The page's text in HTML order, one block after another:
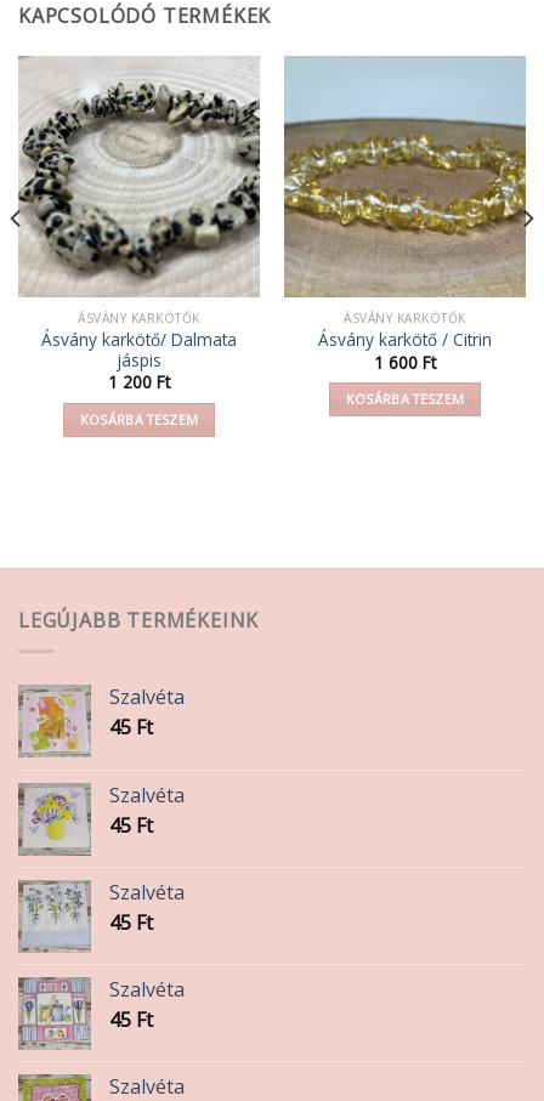
KAPCSOLÓDÓ TERMÉKEK
ÁSVÁNY KARKÖTŐK
Ásvány karkötő/ Dalmata
jáspis
1 200 Ft
KOSÁRBA TESZEM
ÁSVÁNY KARKÖTŐK
Ásvány karkötő / Citrin
1 600 Ft
KOSÁRBA TESZEM
LEGÚJABB TERMÉKEINK
Szalvéta
45 Ft
Szalvéta
45 Ft
Szalvéta
45 Ft
Szalvéta
45 Ft
Szalvéta